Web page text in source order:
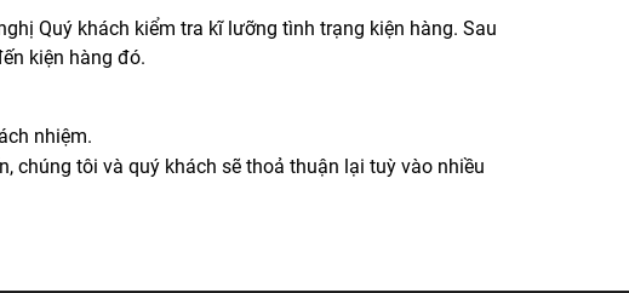
Quý khách kiểm tra kĩ lưỡng tình trạng kiện hàng. Sau
kiện hàng đó.
nhiệm.
chúng tôi và quý khách sẽ thoả thuận lại tuỳ vào nhiều